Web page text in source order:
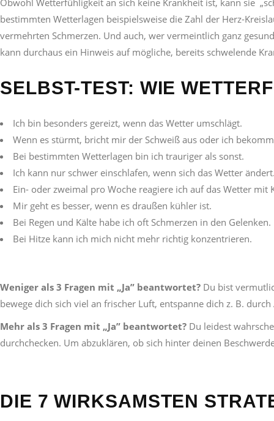
bestimmten Wetterlagen beispielsweise die Zahl der Herz-
vermehrten Schmerzen. Und auch, wer vermeintlich ganz
kann durchaus ein Hinweis auf mögliche, bereits schwelende
SELBST-TEST: WIE
Ich bin besonders gereizt, wenn das Wetter umschlägt.
Wenn es stürmt, bricht mir der Schweiß aus oder ich
Bei bestimmten Wetterlagen bin ich trauriger als sonst.
Ich kann nur schwer einschlafen, wenn sich das Wetter
Ein- oder zweimal pro Woche reagiere ich auf das Wetter mit
Mir geht es besser, wenn es draußen kühler ist.
Bei Regen und Kälte habe ich oft Schmerzen in den Gelenken.
Bei Hitze kann ich mich nicht mehr richtig konzentrieren.
Weniger als 3 Fragen mit „Ja” beantwortet? Du bist
bewege dich sich viel an frischer Luft, entspanne dich z. B.
Mehr als 3 Fragen mit „Ja” beantwortet? Du leidest
durchchecken. Um abzuklären, ob sich hinter deinen
DIE 7 WIRKSAMSTEN